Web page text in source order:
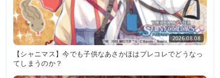
2026.08.08
【シャニマス】今でも子供なあさかほはプレコレでどうなっ
てしまうのか？